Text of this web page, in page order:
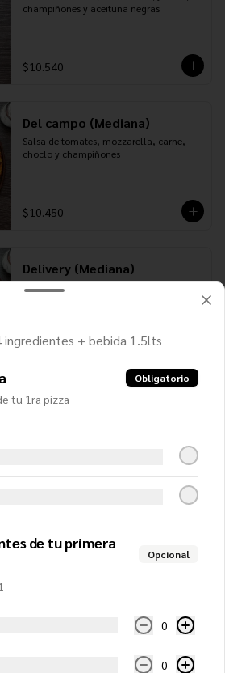
champiñones y aceituna negras
$10.540
Del campo (Mediana)
Salsa de tomates, mozzarella, carne,
choclo y champiñones
$10.450
Delivery (Mediana)
Salsa de tomates, mozzarella, jamón,
ahumado, alcaparras, palmitos y crema
$11.450
ingredientes + bebida 1.5lts
Obligatorio
tu 1ra pizza
de tu primera
Opcional
0
0